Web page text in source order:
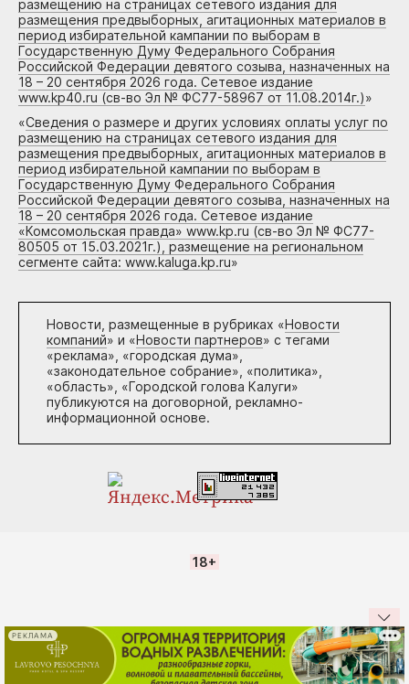
размещению на страницах сетевого издания для
размещения предвыборных, агитационных материалов в
период избирательной кампании по выборам в
Государственную Думу Федерального Собрания
Российской Федерации девятого созыва, назначенных на
18 – 20 сентября 2026 года. Сетевое издание
www.kp40.ru (св-во Эл № ФС77-58967 от 11.08.2014г.)»
«Сведения о размере и других условиях оплаты услуг по
размещению на страницах сетевого издания для
размещения предвыборных, агитационных материалов в
период избирательной кампании по выборам в
Государственную Думу Федерального Собрания
Российской Федерации девятого созыва, назначенных на
18 – 20 сентября 2026 года. Сетевое издание
«Комсомольская правда» www.kp.ru (св-во Эл № ФС77-
80505 от 15.03.2021г.), размещение на региональном
сегменте сайта: www.kaluga.kp.ru»
Новости, размещенные в рубриках «Новости
компаний» и «Новости партнеров» с тегами
«реклама», «городская дума»,
«законодательное собрание», «политика»,
«область», «Городской голова Калуги»
публикуются на договорной, рекламно-
информационной основе.
18+
РЕКЛАМА